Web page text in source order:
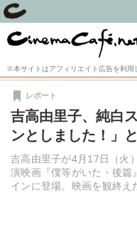
※本サイトはアフィリエイト広告を利用
吉高由里子、純白
ンとしました！」
吉高由里子が4月17日（火
演映画『僕等がいた・後篇
インに登場。映画を観終え
レポート